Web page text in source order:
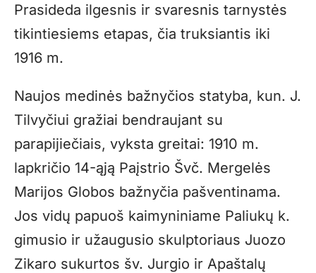
Prasideda ilgesnis ir svaresnis tarnystės
tikintiesiems etapas, čia truksiantis iki
1916 m.
Naujos medinės bažnyčios statyba, kun. J.
Tilvyčiui gražiai bendraujant su
parapijiečiais, vyksta greitai: 1910 m.
lapkričio 14-ąją Paįstrio Švč. Mergelės
Marijos Globos bažnyčia pašventinama.
Jos vidų papuoš kaimyniniame Paliukų k.
gimusio ir užaugusio skulptoriaus Juozo
Zikaro sukurtos šv. Jurgio ir Apaštalų